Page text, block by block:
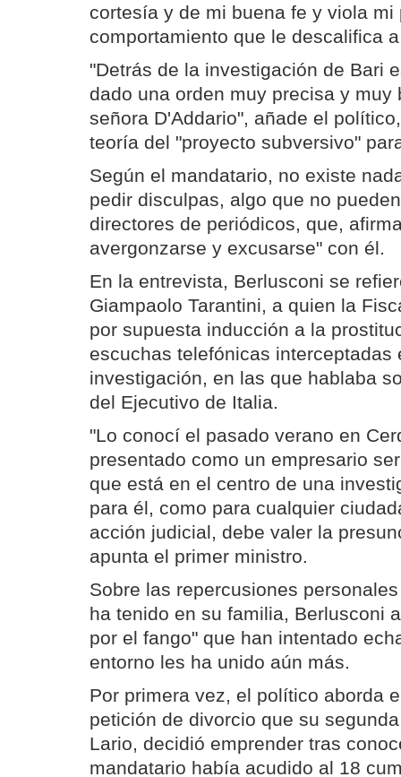
cortesía y de mi buena fe y viola
comportamiento que le descalifica
"Detrás de la investigación de Bari
dado una orden muy precisa y muy
señora D'Addario", añade el
teoría del "proyecto subversivo"
Según el mandatario, no existe
pedir disculpas, algo que no
directores de periódicos, que,
avergonzarse y excusarse" con él.
En la entrevista, Berlusconi se
Giampaolo Tarantini, a quien la
por supuesta inducción a la
escuchas telefónicas interceptadas
investigación, en las que hablaba
del Ejecutivo de Italia.
"Lo conocí el pasado verano en
presentado como un empresario
que está en el centro de una
para él, como para cualquier
acción judicial, debe valer la
apunta el primer ministro.
Sobre las repercusiones
ha tenido en su familia, Berlusconi
por el fango" que han intentado
entorno les ha unido aún más.
Por primera vez, el político aborda
petición de divorcio que su
Lario, decidió emprender tras
mandatario había acudido al 18